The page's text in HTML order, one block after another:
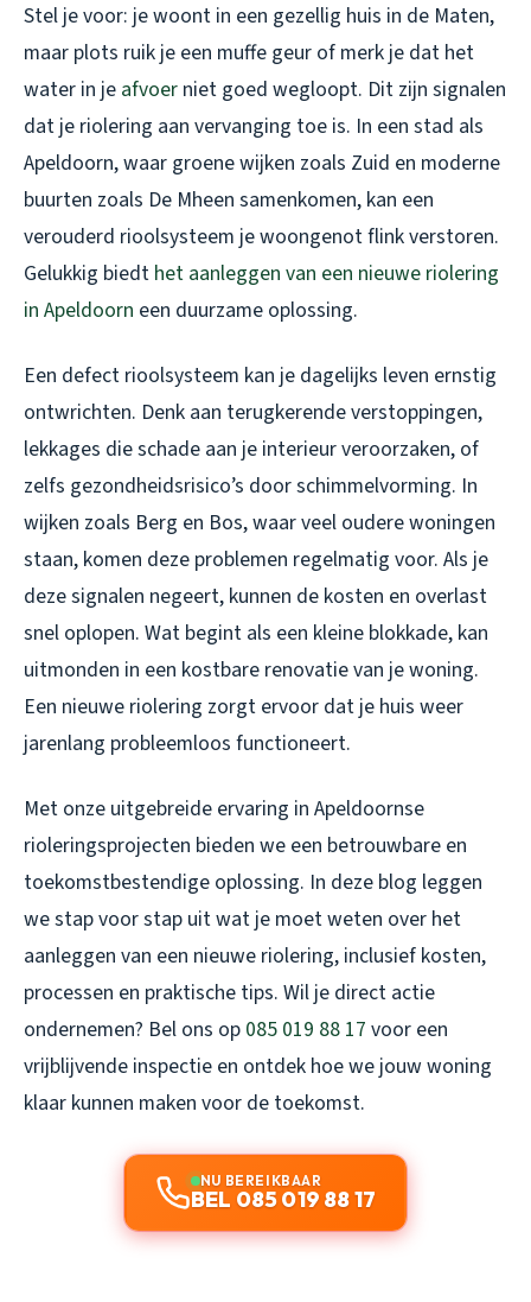
Stel je voor: je woont in een gezellig huis in de Maten,
maar plots ruik je een muffe geur of merk je dat het
water in je afvoer niet goed wegloopt. Dit zijn signalen
dat je riolering aan vervanging toe is. In een stad als
Apeldoorn, waar groene wijken zoals Zuid en moderne
buurten zoals De Mheen samenkomen, kan een
verouderd rioolsysteem je woongenot flink verstoren.
Gelukkig biedt het aanleggen van een nieuwe riolering
in Apeldoorn een duurzame oplossing.
Een defect rioolsysteem kan je dagelijks leven ernstig
ontwrichten. Denk aan terugkerende verstoppingen,
lekkages die schade aan je interieur veroorzaken, of
zelfs gezondheidsrisico’s door schimmelvorming. In
wijken zoals Berg en Bos, waar veel oudere woningen
staan, komen deze problemen regelmatig voor. Als je
deze signalen negeert, kunnen de kosten en overlast
snel oplopen. Wat begint als een kleine blokkade, kan
uitmonden in een kostbare renovatie van je woning.
Een nieuwe riolering zorgt ervoor dat je huis weer
jarenlang probleemloos functioneert.
Met onze uitgebreide ervaring in Apeldoornse
rioleringsprojecten bieden we een betrouwbare en
toekomstbestendige oplossing. In deze blog leggen
we stap voor stap uit wat je moet weten over het
aanleggen van een nieuwe riolering, inclusief kosten,
processen en praktische tips. Wil je direct actie
ondernemen? Bel ons op 085 019 88 17 voor een
vrijblijvende inspectie en ontdek hoe we jouw woning
klaar kunnen maken voor de toekomst.
NU BEREIKBAAR
BEL 085 019 88 17